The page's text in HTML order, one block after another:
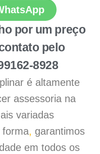
por um preço
pelo
8928
é altamente
assessoria na
variadas
forma, garantimos
em todos os